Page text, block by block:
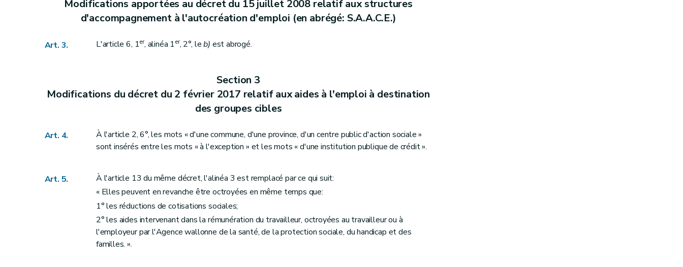
Section 8 Modifications apportées au décret du 20 octobre 2016 relatif à l'agrément des initiatives d'économie sociale et à l'agrément et au subventionnement des entreprises d'insertion
Art. 24
Section 9 Modification apportée au décret du 20 novembre 2008 relatif à l'économie sociale
Modifications apportées au décret du 14 décembre 2006 relatif à l'agrément et au subventionnement des « Initiatives de développement de l'emploi dans le secteur des services de proximité à finalité sociale », en abrégé I.D.E.S.S.
Art. 27
Art. 29
Art. 30
Art. 31
bis
Art. 31ter
Art. 32
Art. 32bis
Art. 32ter
Modifications apportées au décret du 15 juillet 2008 relatif aux structures
d'accompagnement à l'autocréation d'emploi (en abrégé: S.A.A.C.E.)
Art. 3. L'article 6, 1er, alinéa 1er, 2°, leb) est abrogé.
Section 3
Modifications du décret du 2 février 2017 relatif aux aides à l'emploi à destination
des groupes cibles
Art. 4.
À l'article 2, 6°, les mots « d'une commune, d'une province, d'un centre public d'action sociale »
sont insérés entre les mots « à l'exception » et les mots « d'une institution publique de crédit ».
Art. 5.
À l'article 13 du même décret, l'alinéa 3 est remplacé par ce qui suit:
« Elles peuvent en revanche être octroyées en même temps que:
1° les réductions de cotisations sociales;
2° les aides intervenant dans la rémunération du travailleur, octroyées au travailleur ou à
l'employeur par l'Agence wallonne de la santé, de la protection sociale, du handicap et des
familles. ».